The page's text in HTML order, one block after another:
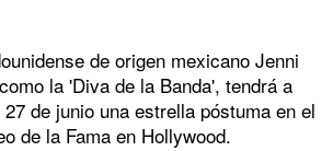
de origen mexicano Jenni
la 'Diva de la Banda', tendrá a
de junio una estrella póstuma en el
de la Fama en Hollywood.